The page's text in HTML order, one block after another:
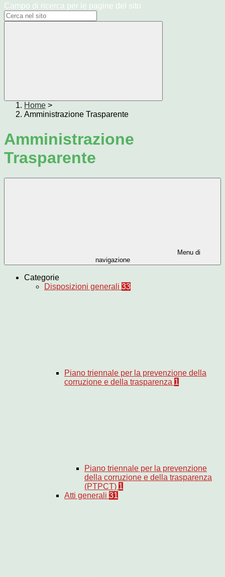
Campo di ricerca per le pagine del sito
Home >
Amministrazione Trasparente
Amministrazione
Trasparente
Menu di
navigazione
Categorie
Disposizioni generali 33
Piano triennale per la prevenzione della
corruzione e della trasparenza 1
Piano triennale per la prevenzione
della corruzione e della trasparenza
(PTPCT) 1
Atti generali 31